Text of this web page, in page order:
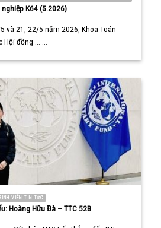
K64 (5.2026)
và 21, 22/5 năm 2026, Khoa Toán
đồng ... ...
VIÊN TIN TỨC
Hoàng Hữu Đà – TTC 52B